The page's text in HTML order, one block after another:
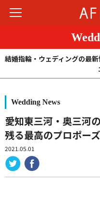
商品カテゴリ
ショップ
AFFLUXについて
結婚指輪・ウェディングの最
Wedding News
愛知東三河・奥三河
残る最高のプロポーズ
2021.05.01